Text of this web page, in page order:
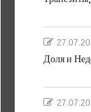
Доля и